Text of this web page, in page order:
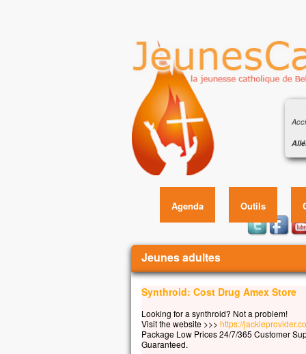
il
elle
Agenda Outils
Vous êtes ici
Jeunes adultes
Synthroid: Cost Drug Amex Store
Looking for a synthroid? Not a problem!
Visit the website >>> https://
Package Low Prices 24/7/365 Customer
Guaranteed.